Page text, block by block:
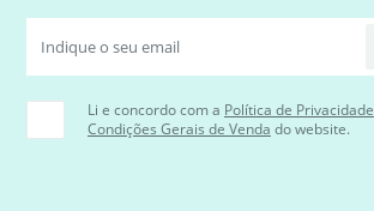
Li e concordo com a Política de Privacidade
Condições Gerais de Venda do website.